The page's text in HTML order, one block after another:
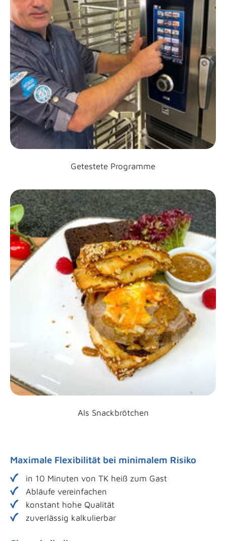
Getestete Programme
Als Snackbrötchen
Maximale Flexibilität bei minimalem Risiko
in 10 Minuten von TK heiß zum Gast
Abläufe vereinfachen
konstant hohe Qualität
zuverlässig kalkulierbar